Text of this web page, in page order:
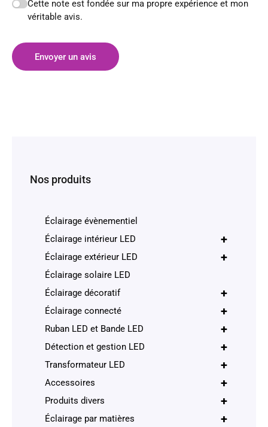
Cette note est fondée sur ma propre expérience et mon
véritable avis.
Envoyer un avis
Nos produits
Éclairage évènementiel
+
Éclairage intérieur LED
+
Éclairage extérieur LED
Éclairage solaire LED
+
Éclairage décoratif
+
Éclairage connecté
+
Ruban LED et Bande LED
+
Détection et gestion LED
+
Transformateur LED
+
Accessoires
+
Produits divers
+
Éclairage par matières